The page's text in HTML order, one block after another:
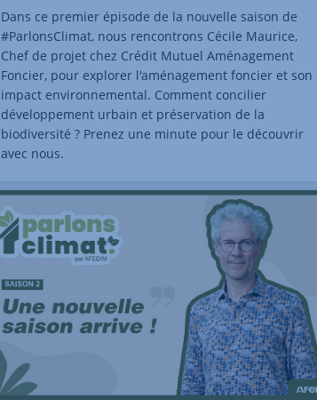
Dans ce premier épisode de la nouvelle saison de
#ParlonsClimat, nous rencontrons Cécile Maurice,
Chef de projet chez Crédit Mutuel Aménagement
Foncier, pour explorer l'aménagement foncier et son
impact environnemental. Comment concilier
développement urbain et préservation de la
biodiversité ? Prenez une minute pour le découvrir
avec nous.